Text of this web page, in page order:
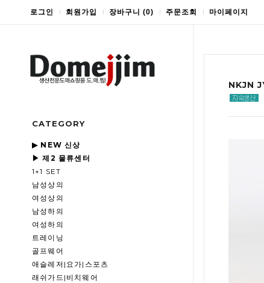
로그인 회원가입 장바구니 (0) 주문조회 마이페이지
CATEGORY
▶ NEW 신상
▶ 제2 물류센터
1+1 SET
남성상의
여성상의
남성하의
여성하의
트레이닝
골프웨어
애슬레저|요가|스포츠
래쉬가드|비치웨어
NKJN